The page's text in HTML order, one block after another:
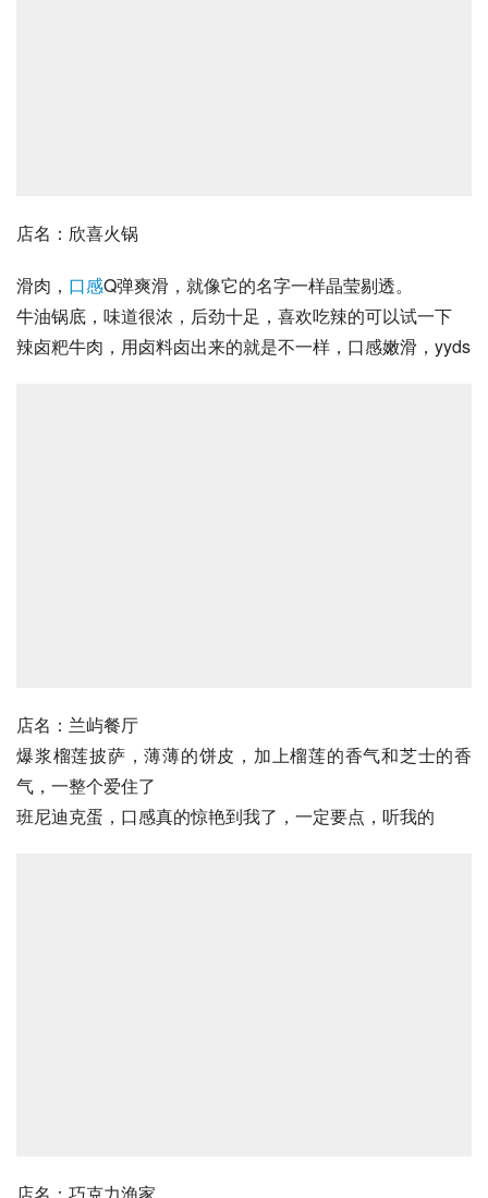
店名：欣喜火锅
滑肉 ， 口感Q弹爽滑，就像它的名字一样晶莹剔透。
牛油锅底，味道很浓，后劲十足，喜欢吃辣的可以试一下
辣卤粑牛肉，用卤料卤出来的就是不一样，口感嫩滑，yyds
店名：兰屿餐厅
爆浆榴莲披萨 ，薄薄的饼皮，加上榴莲的香气和芝士的香
气，一整个爱住了
班尼迪克蛋 ，口感真的惊艳到我了，一定要点，听我的